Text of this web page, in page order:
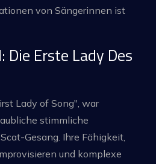
von Sängerinnen ist
Die Erste Lady Des
Lady of Song", war
stimmliche
Gesang. Ihre Fähigkeit,
und komplexe